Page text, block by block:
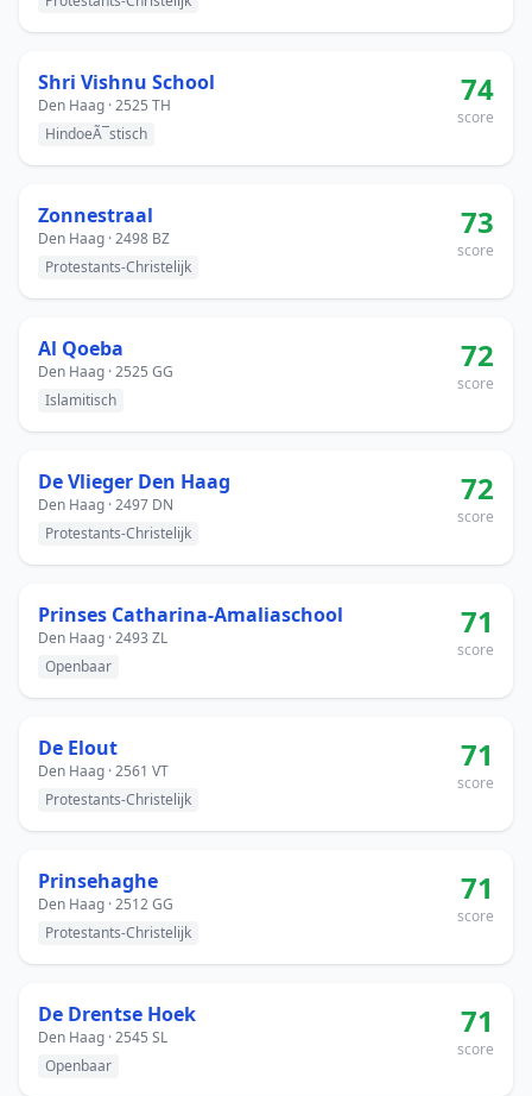
Shri Vishnu School
Den Haag · 2525 TH
HindoeÃ¯stisch
74
score
Zonnestraal
Den Haag · 2498 BZ
Protestants-Christelijk
73
score
Al Qoeba
Den Haag · 2525 GG
Islamitisch
72
score
De Vlieger Den Haag
Den Haag · 2497 DN
Protestants-Christelijk
72
score
Prinses Catharina-Amaliaschool
Den Haag · 2493 ZL
Openbaar
71
score
De Elout
Den Haag · 2561 VT
Protestants-Christelijk
71
score
Prinsehaghe
Den Haag · 2512 GG
Protestants-Christelijk
71
score
De Drentse Hoek
Den Haag · 2545 SL
Openbaar
71
score